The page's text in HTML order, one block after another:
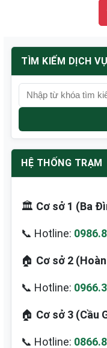
TÌM KIẾM DỊCH VỤ
HỆ THỐNG TRẠM
🏛️ Cơ sở 1 (Ba
📞 Hotline:
🏠 Cơ sở 2
📞 Hotline:
🏠 Cơ sở 3 (Cầu
📞 Hotline: